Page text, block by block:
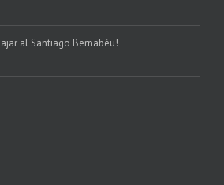
al Santiago Bernabéu!